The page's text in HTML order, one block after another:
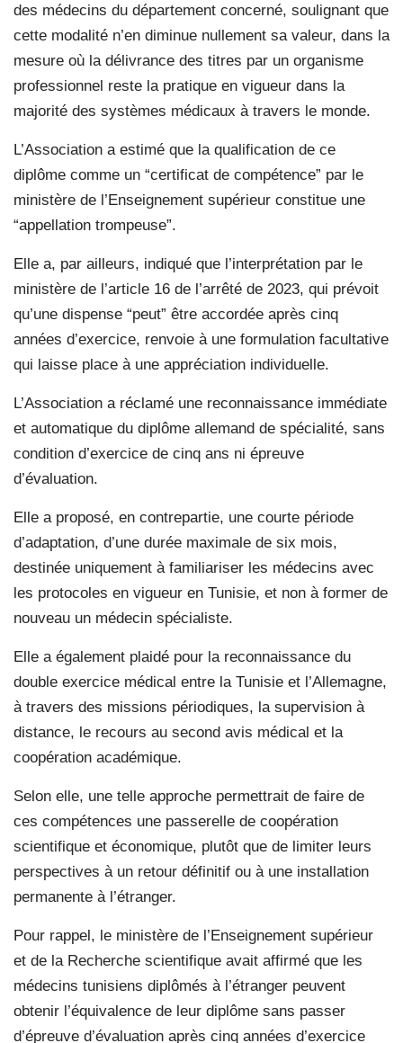
des médecins du département concerné, soulignant que
cette modalité n’en diminue nullement sa valeur, dans la
mesure où la délivrance des titres par un organisme
professionnel reste la pratique en vigueur dans la
majorité des systèmes médicaux à travers le monde.
L’Association a estimé que la qualification de ce
diplôme comme un “certificat de compétence” par le
ministère de l’Enseignement supérieur constitue une
“appellation trompeuse”.
Elle a, par ailleurs, indiqué que l’interprétation par le
ministère de l’article 16 de l’arrêté de 2023, qui prévoit
qu’une dispense “peut” être accordée après cinq
années d’exercice, renvoie à une formulation facultative
qui laisse place à une appréciation individuelle.
L’Association a réclamé une reconnaissance immédiate
et automatique du diplôme allemand de spécialité, sans
condition d’exercice de cinq ans ni épreuve
d’évaluation.
Elle a proposé, en contrepartie, une courte période
d’adaptation, d’une durée maximale de six mois,
destinée uniquement à familiariser les médecins avec
les protocoles en vigueur en Tunisie, et non à former de
nouveau un médecin spécialiste.
Elle a également plaidé pour la reconnaissance du
double exercice médical entre la Tunisie et l’Allemagne,
à travers des missions périodiques, la supervision à
distance, le recours au second avis médical et la
coopération académique.
Selon elle, une telle approche permettrait de faire de
ces compétences une passerelle de coopération
scientifique et économique, plutôt que de limiter leurs
perspectives à un retour définitif ou à une installation
permanente à l’étranger.
Pour rappel, le ministère de l’Enseignement supérieur
et de la Recherche scientifique avait affirmé que les
médecins tunisiens diplômés à l’étranger peuvent
obtenir l’équivalence de leur diplôme sans passer
d’épreuve d’évaluation après cinq années d’exercice